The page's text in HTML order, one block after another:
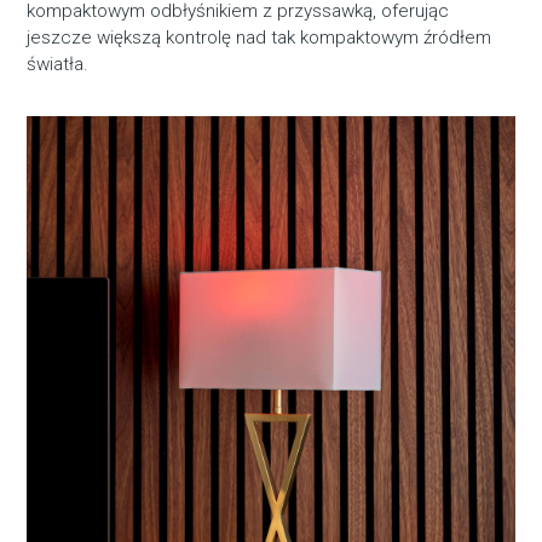
kompaktowym odbłyśnikiem z przyssawką, oferując
jeszcze większą kontrolę nad tak kompaktowym źródłem
światła.